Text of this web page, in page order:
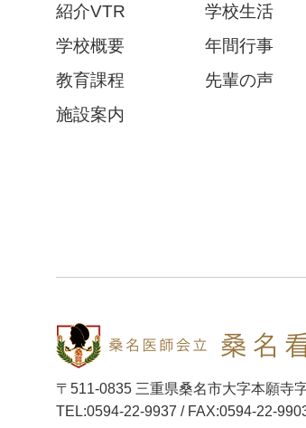
紹介VTR
学校概要
教育課程
施設案内
学校生活
年間行事
先輩の声
〒511-0835 三重県桑名市大字本願寺
TEL:0594-22-9937 / FAX:0594-22-